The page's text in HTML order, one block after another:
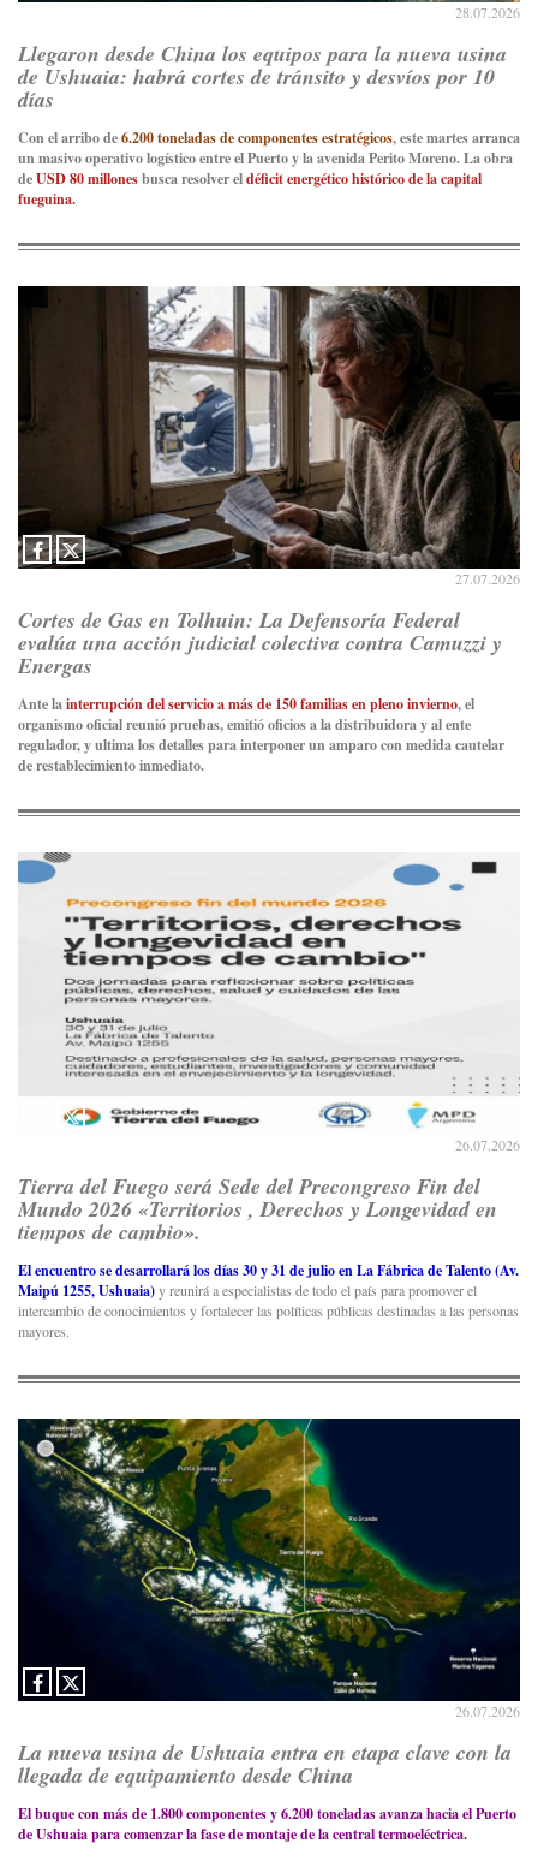
28.07.2026
Llegaron desde China los equipos para la nueva usina
de Ushuaia: habrá cortes de tránsito y desvíos por 10
días
Con el arribo de6.200 toneladas de componentes estratégicos, este martes arranca
un masivo operativo logístico entre el Puerto y la avenida Perito Moreno. La obra
deUSD 80 millonesbusca resolver eldéficit energético histórico de la capital
fueguina.
27.07.2026
Cortes de Gas en Tolhuin: La Defensoría Federal
evalúa una acción judicial colectiva contra Camuzzi y
Energas
Ante lainterrupción del servicio a más de 150 familias en pleno invierno, el
organismo oficial reunió pruebas, emitió oficios a la distribuidora y al ente
regulador, y ultima los detalles para interponer un amparo con medida cautelar
de restablecimiento inmediato.
26.07.2026
Tierra del Fuego será Sede del Precongreso Fin del
Mundo 2026 «Territorios , Derechos y Longevidad en
tiempos de cambio».
El encuentro se desarrollará los días 30 y 31 de julio en La Fábrica de Talento (Av.
Maipú 1255, Ushuaia)y reunirá a especialistas de todo el país para promover el
intercambio de conocimientos y fortalecer las políticas públicas destinadas a las personas
mayores.
26.07.2026
La nueva usina de Ushuaia entra en etapa clave con la
llegada de equipamiento desde China
El buque con más de 1.800 componentes y 6.200 toneladas avanza hacia el Puerto
de Ushuaia para comenzar la fase de montaje de la central termoeléctrica.